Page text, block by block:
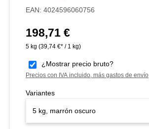
EAN: 4024596060756
Precio normal:
198,71 €
5 kg (39,74 €* / 1 kg)
¿Mostrar precio bruto?
Precios con IVA incluido, más gastos de envío
Variantes